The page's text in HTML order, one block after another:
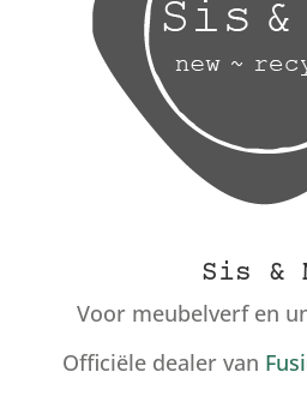
Sis &
Voor meubelverf en
Officiële dealer van